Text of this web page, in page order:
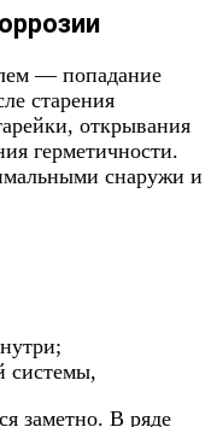
— попадание
старения
открывания
герметичности.
снаружи и
системы,
заметно. В ряде